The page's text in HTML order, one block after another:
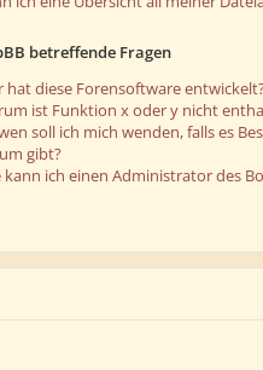
betreffende Fragen
hat diese Forensoftware
ist Funktion x oder y nicht
soll ich mich wenden, falls es
gibt?
kann ich einen Administrator des